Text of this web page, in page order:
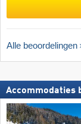
Alle beoordelingen
Accommodaties